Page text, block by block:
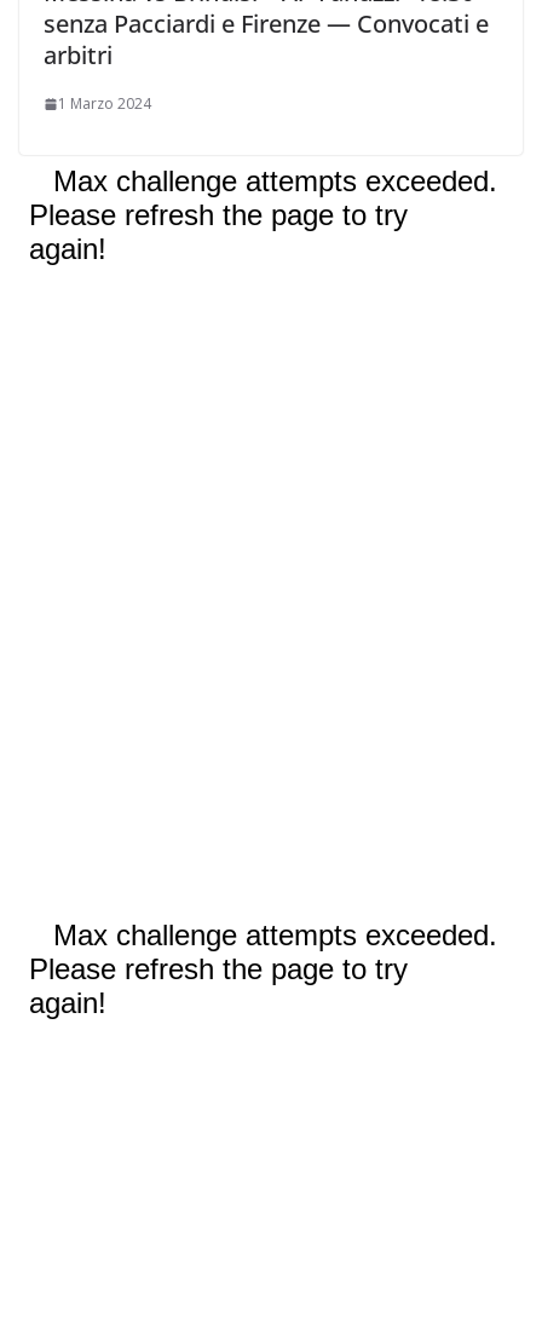
senza Pacciardi e Firenze — Convocati e
arbitri
1 Marzo 2024